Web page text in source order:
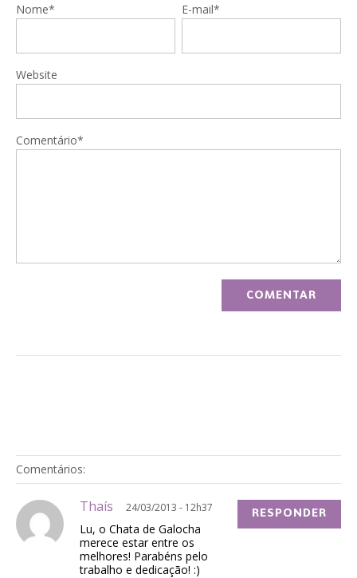
Nome* E-mail*
Website
Comentário*
Comentários:
Thaís 24/03/2013 - 12h37
Lu, o Chata de Galocha
merece estar entre os
melhores! Parabéns pelo
trabalho e dedicação! :)
RESPONDER